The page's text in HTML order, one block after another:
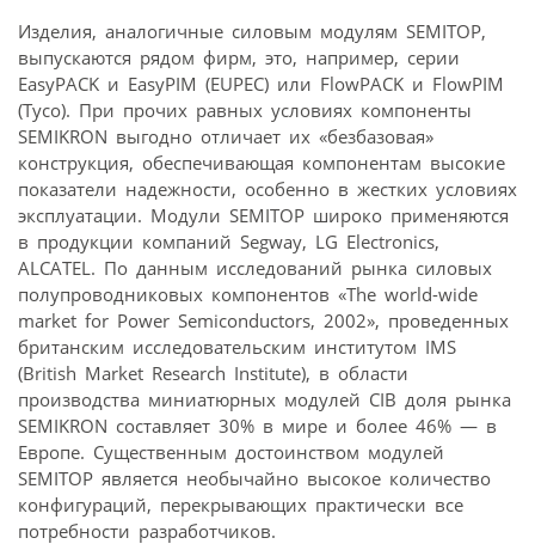
Изделия, аналогичные силовым модулям SEMITOP,
выпускаются рядом фирм, это, например, серии
EasyPACK и EasyPIM (EUPEC) или FlowPACK и FlowPIM
(Tyco). При прочих равных условиях компоненты
SEMIKRON выгодно отличает их «безбазовая»
конструкция, обеспечивающая компонентам высокие
показатели надежности, особенно в жестких условиях
эксплуатации. Модули SEMITOP широко применяются
в продукции компаний Segway, LG Electronics,
ALCATEL. По данным исследований рынка силовых
полупроводниковых компонентов «The world-wide
market for Power Semiconductors, 2002», проведенных
британским исследовательским институтом IMS
(British Market Research Institute), в области
производства миниатюрных модулей CIB доля рынка
SEMIKRON составляет 30% в мире и более 46% — в
Европе. Существенным достоинством модулей
SEMITOP является необычайно высокое количество
конфигураций, перекрывающих практически все
потребности разработчиков.